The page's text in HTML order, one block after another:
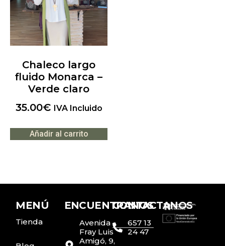
Chaleco largo
fluido Monarca –
Verde claro
35.00€ IVA Incluido
Añadir al carrito
MENÚ
Tienda
ENCUENTRANOS
Avenida
Fray Luis
Amigó, 9,
CONTACTANOS
657 13
24 47